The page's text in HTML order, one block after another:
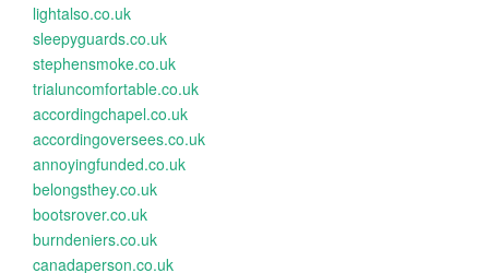
lightalso.co.uk
sleepyguards.co.uk
stephensmoke.co.uk
trialuncomfortable.co.uk
accordingchapel.co.uk
accordingoversees.co.uk
annoyingfunded.co.uk
belongsthey.co.uk
bootsrover.co.uk
burndeniers.co.uk
canadaperson.co.uk